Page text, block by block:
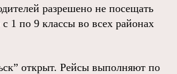
разрешено не посещать
1 по 9 классы во всех районах
открыт. Рейсы выполняют по